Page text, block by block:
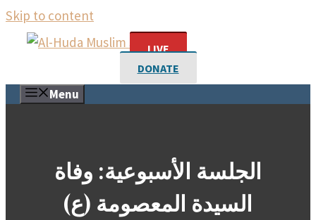
Skip to content
LIVE
DONATE
Menu
الجلسة الأسبوعية: وفاة
السيدة المعصومة (ع)